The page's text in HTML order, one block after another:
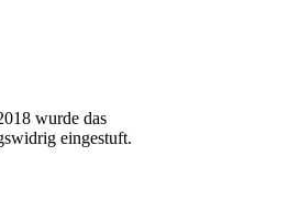
wurde das
eingestuft.